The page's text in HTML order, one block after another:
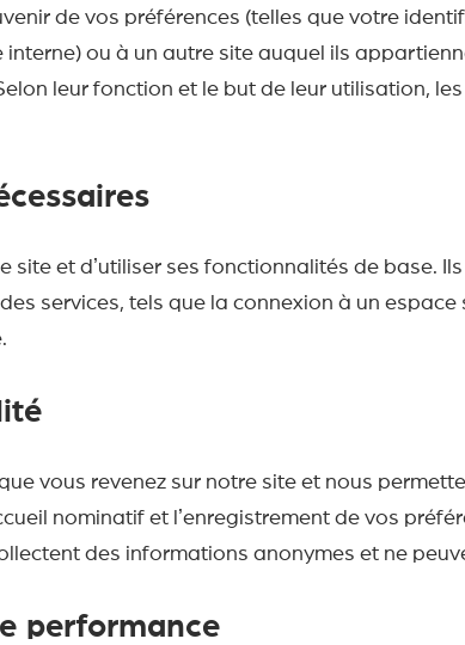
de vos préférences (telles que votre
interne) ou à un autre site auquel ils
leur fonction et le but de leur utilisation,
site et dʼutiliser ses fonctionnalités de base.
services, tels que la connexion à un
vous revenez sur notre site et nous
nominatif et lʼenregistrement de vos
des informations anonymes et ne
performance